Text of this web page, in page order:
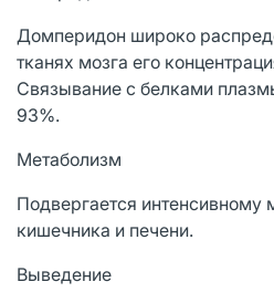
Домперидон широко
тканях мозга его
Связывание с белками
93%.
Метаболизм
Подвергается интенсивному
кишечника и печени.
Выведение